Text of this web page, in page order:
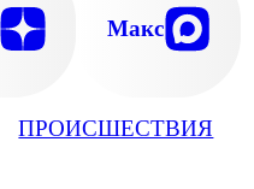
ПРОИСШЕСТВИЯ
Макс